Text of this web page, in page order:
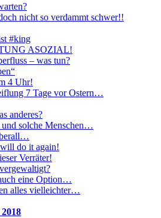
nicht so verdammt schwer!!
#king
ASOZIAL!
– was tun?
4 Uhr!
7 Tage vor Ostern…
anderes?
und solche Menschen…
do it again!
Verräter!
eine Option…
alles vielleichter…